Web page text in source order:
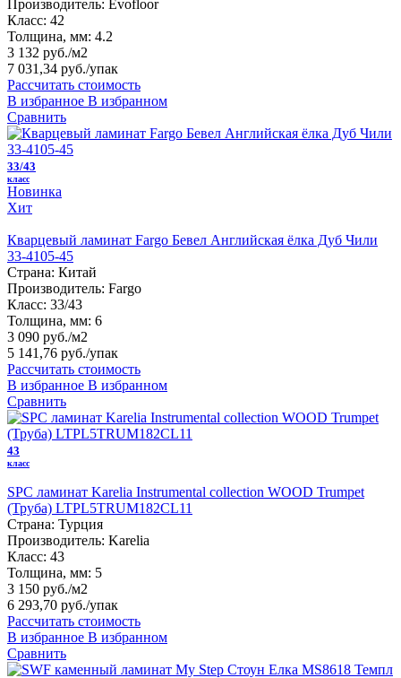
Производитель: Evofloor
Класс: 42
Толщина, мм: 4.2
3 132 руб./м2
7 031,34 руб./упак
Рассчитать стоимость
В избранное В избранном
Сравнить
33/43
класс
Новинка
Хит
Кварцевый ламинат Fargo Бевел Английская ёлка Дуб Чили
33-4105-45
Страна: Китай
Производитель: Fargo
Класс: 33/43
Толщина, мм: 6
3 090 руб./м2
5 141,76 руб./упак
Рассчитать стоимость
В избранное В избранном
Сравнить
43
класс
SPC ламинат Karelia Instrumental collection WOOD Trumpet
(Труба) LTPL5TRUM182CL11
Страна: Турция
Производитель: Karelia
Класс: 43
Толщина, мм: 5
3 150 руб./м2
6 293,70 руб./упак
Рассчитать стоимость
В избранное В избранном
Сравнить